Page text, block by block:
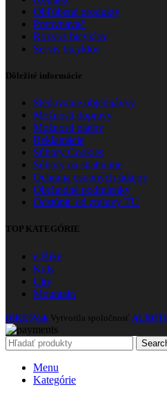
Obľúbené produkty
Porovnávač
Rozvoz bicyklov
Servis bicyklov
Dôležité informácie
Sledovanie objednávky
Možnosti dopravy
Možnosti platby
Reklamácie
Súbory Cookies
Súbory na stiahnutie
Ochrana osobných údajov
Obchodné podmienky
Odstúpiť od zmluvy TU
TOP KATEGÓRIE
e-Bike
Kids
City
Mountain
BIKESV.sk Vytvorila spoločnosť
Menu
Kategórie